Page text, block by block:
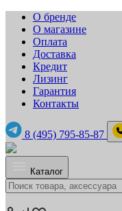
О бренде
О магазине
Оплата
Доставка
Кредит
Лизинг
Гарантия
Контакты
8 (495) 795-85-87
Каталог